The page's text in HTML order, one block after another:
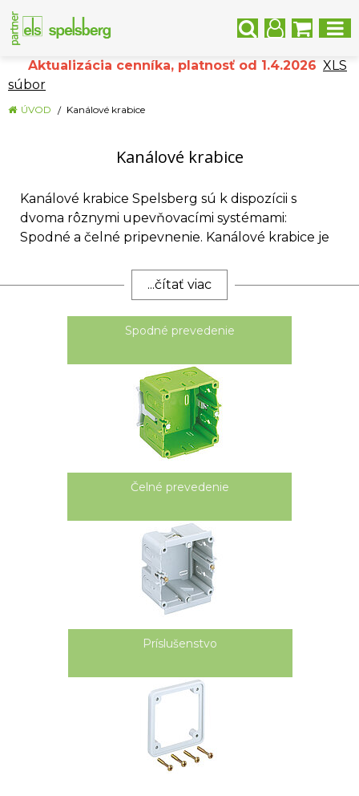
Aktualizácia cenníka, platnosť od 1.4.2026 XLS
súbor
ÚVOD Kanálové krabice
Kanálové krabice
Kanálové krabice Spelsberg sú k dispozícii s
dvoma rôznymi upevňovacími systémami:
Spodné a čelné pripevnenie. Kanálové krabice je
spôsobe použitia. Pre zvýšenie mechanickej
vedenia, je možné do kanálovej krabice
nainštalovať odľahčenie ťahu. Prípojné vedenia je
výhodou pre inštalatéra. Kanálové krabice sú
používané pri pokládke vedenia do 5 x 2,5 ² a
dátových vedení. Praktické sú produktové
varianty v rôznych konštrukčných výškach.
Kanálové krabice slúžia ako základ pre montáž
Montáž je hotová po umiestnení krabice a
...čítať viac
Spodné prevedenie
Čelné prevedenie
Príslušenstvo